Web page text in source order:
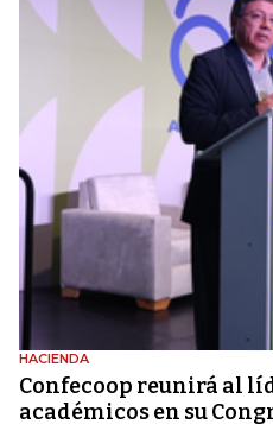
HACIENDA
Confecoop reunirá al
académicos en su